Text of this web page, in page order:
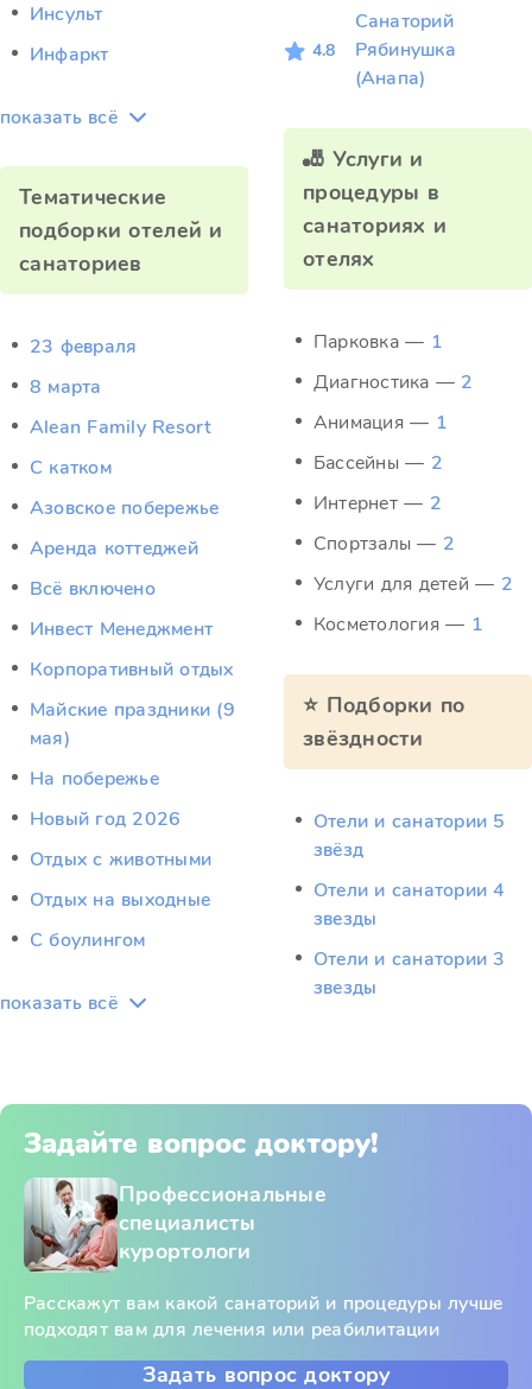
Инсульт
Инфаркт
показать всё
Тематические
подборки отелей и
санаториев
23 февраля
8 марта
Alean Family Resort
C катком
Азовское побережье
Аренда коттеджей
Всё включено
Инвест Менеджмент
Корпоративный отдых
Майские праздники (9
мая)
На побережье
Новый год 2026
Отдых c животными
Отдых на выходные
С боулингом
показать всё
4.8
Санаторий
Рябинушка
(Анапа)
🎳 Услуги и
процедуры в
санаториях и
отелях
Парковка — 1
Диагностика — 2
Анимация — 1
Бассейны — 2
Интернет — 2
Спортзалы — 2
Услуги для детей — 2
Косметология — 1
⭐ Подборки по
звёздности
Отели и санатории 5
звёзд
Отели и санатории 4
звезды
Отели и санатории 3
звезды
Задайте вопрос доктору!
Профессиональные
специалисты
курортологи
Расскажут вам какой санаторий и процедуры лучше
подходят вам для лечения или реабилитации
Задать вопрос доктору